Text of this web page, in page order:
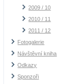
2009 / 10
2010 / 11
2011 / 12
Fotogalerie
Návštěvní kniha
Odkazy
Sponzoři